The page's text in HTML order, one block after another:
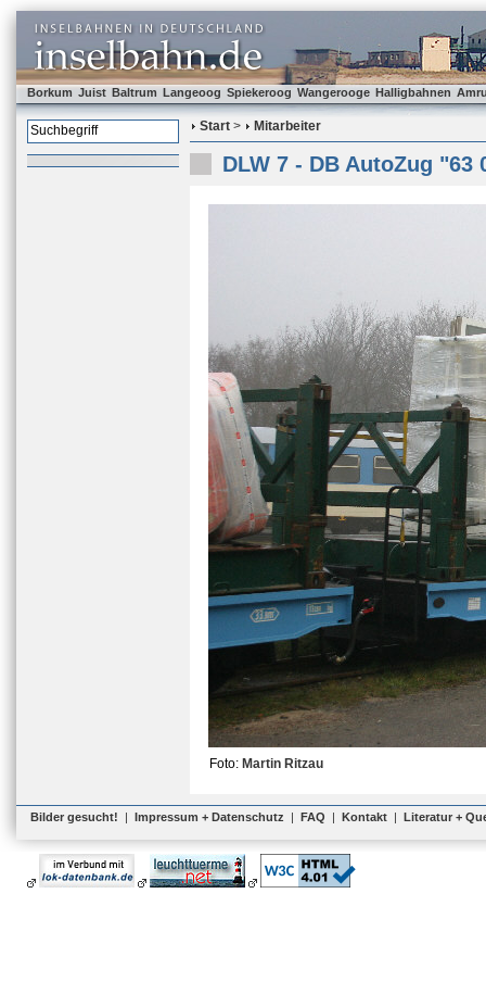
Borkum Juist Baltrum Langeoog Spiekeroog Wangerooge Halligbahnen
Start > Mitarbeiter
DLW 7 - DB AutoZug "63
Foto: Martin Ritzau
Bilder gesucht! | Impressum + Datenschutz | FAQ | Kontakt | Literatur +